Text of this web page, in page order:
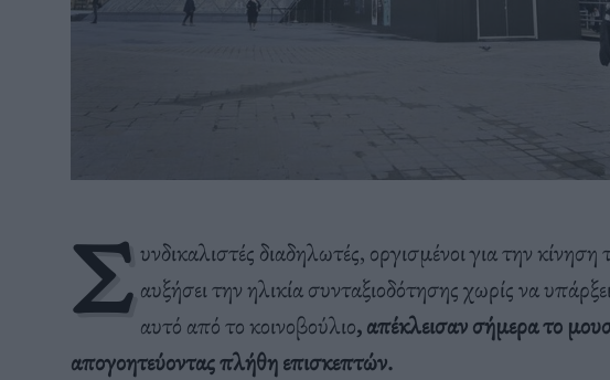
Σ υνδικαλιστές διαδηλωτές, οργισμένοι για την
αυξήσει την ηλικία συνταξιοδότησης χωρίς να
αυτό από το κοινοβούλιο, απέκλεισαν σήμερα το
απογοητεύοντας πλήθη επισκεπτών.